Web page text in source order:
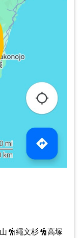
繩文杉
高塚